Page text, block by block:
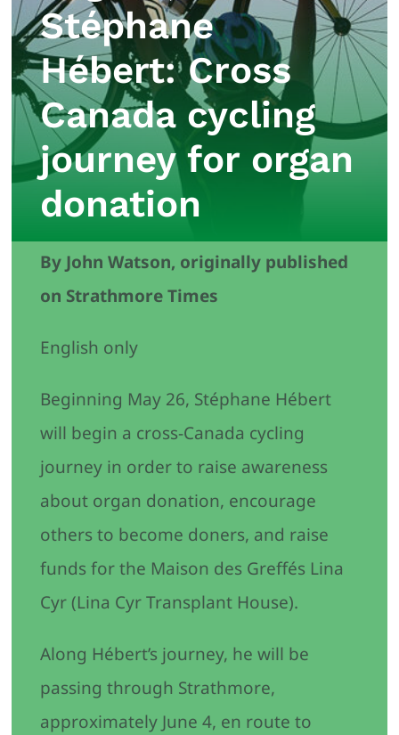
Stéphane
Hébert: Cross
Canada cycling
journey for organ
donation
By John Watson, originally published
on Strathmore Times
English only
Beginning May 26, Stéphane Hébert
will begin a cross-Canada cycling
journey in order to raise awareness
about organ donation, encourage
others to become doners, and raise
funds for the Maison des Greffés Lina
Cyr (Lina Cyr Transplant House).
Along Hébert’s journey, he will be
passing through Strathmore,
approximately June 4, en route to